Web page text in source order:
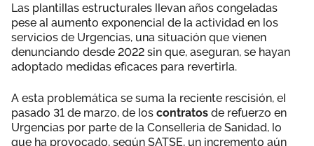
Las plantillas estructurales llevan años congeladas
pese al aumento exponencial de la actividad en los
servicios de Urgencias, una situación que vienen
denunciando desde 2022 sin que, aseguran, se hayan
adoptado medidas eficaces para revertirla.
A esta problemática se suma la reciente rescisión, el
pasado 31 de marzo, de los contratos de refuerzo en
Urgencias por parte de la Conselleria de Sanidad, lo
que ha provocado, según SATSE, un incremento aún